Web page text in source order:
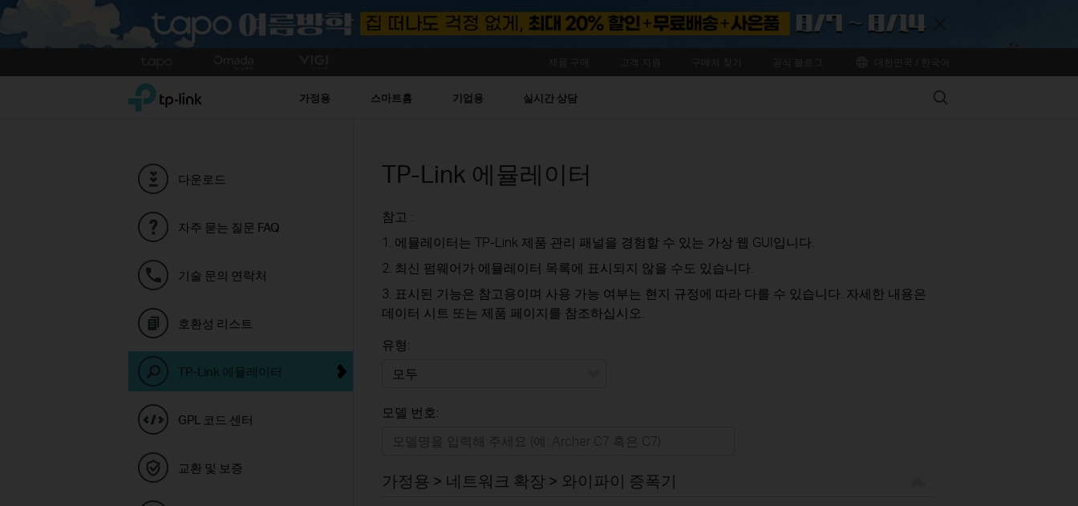
to
TP-Link, Reliably Smart 가정용 스마트홈 기업용 실시간 상담 Search
다운로드
자주 묻는 질문 FAQ
기술 문의 연락처
호환성 리스트
TP-Link 에뮬레이터
GPL 코드 센터
교환 및 보증
TP-Link 에뮬레이터
참고 :
1. 에뮬레이터는 TP-Link 제품 관리 패널을 경험할 수 있는 가상 웹 GUI입니다.
2. 최신 펌웨어가 에뮬레이터 목록에 표시되지 않을 수도 있습니다.
3. 표시된 기능은 참고용이며 사용 가능 여부는 현지 규정에 따라 다를 수 있습니다. 자세한 내용은
데이터 시트 또는 제품 페이지를 참조하십시오.
유형:
기업용
모델 번호:
가정용 > 네트워크 확장 > 와이파이 증폭기